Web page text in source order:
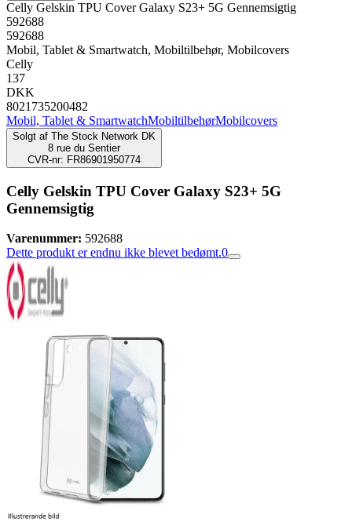
Celly Gelskin TPU Cover Galaxy S23+ 5G Gennemsigtig
592688
592688
Mobil, Tablet & Smartwatch, Mobiltilbehør, Mobilcovers
Celly
137
DKK
8021735200482
Mobil, Tablet & SmartwatchMobiltilbehørMobilcovers
Solgt af The Stock Network DK
8 rue du Sentier
CVR-nr: FR86901950774
Celly Gelskin TPU Cover Galaxy S23+ 5G
Gennemsigtig
Varenummer: 592688
Dette produkt er endnu ikke blevet bedømt.0